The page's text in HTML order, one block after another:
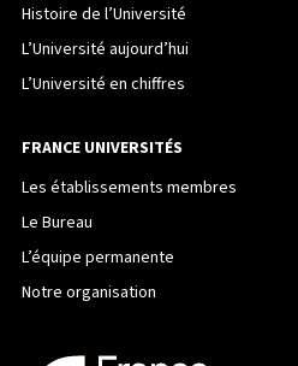
Histoire de l’Université
L’Université aujourd’hui
L’Université en chiffres
FRANCE UNIVERSITÉS
Les établissements membres
Le Bureau
L’équipe permanente
Notre organisation